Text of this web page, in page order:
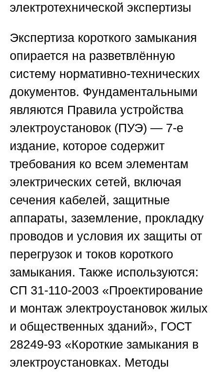
электротехнической экспертизы
Экспертиза короткого замыкания
опирается на разветвлённую
систему нормативно-технических
документов. Фундаментальными
являются Правила устройства
электроустановок (ПУЭ) — 7-е
издание, которое содержит
требования ко всем элементам
электрических сетей, включая
сечения кабелей, защитные
аппараты, заземление, прокладку
проводов и условия их защиты от
перегрузок и токов короткого
замыкания. Также используются:
СП 31-110-2003 «Проектирование
и монтаж электроустановок жилых
и общественных зданий», ГОСТ
28249-93 «Короткие замыкания в
электроустановках. Методы